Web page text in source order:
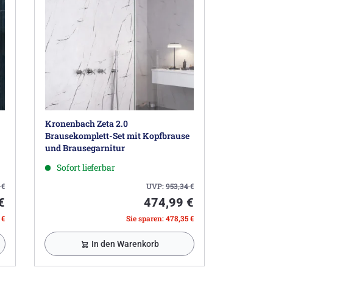
€
Kronenbach Zeta 2.0
Brausekomplett-Set mit Kopfbrause
und Brausegarnitur
Sofort lieferbar
UVP:953,34€
474,99 €
Sie sparen: 478,35 €
In den Warenkorb